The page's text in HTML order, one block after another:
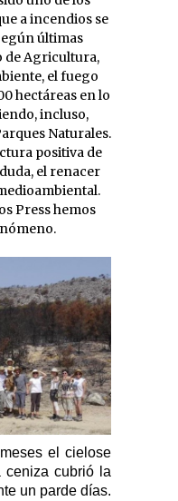
a incendios se
últimas
de Agricultura,
el fuego
hectáreas en lo
incluso,
Naturales.
positiva de
el renacer
Press hemos
el cielose
ceniza cubrió la
un parde días.